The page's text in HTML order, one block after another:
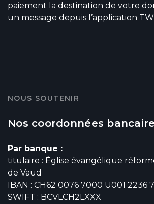
paiement la destination de votre
un message depuis l’application
NOUS SOUTENIR
Nos coordonnées
Par banque :
titulaire : Église évangélique
de Vaud
IBAN : CH62 0076 7000 U001 2236 7
SWIFT : BCVLCH2LXXX